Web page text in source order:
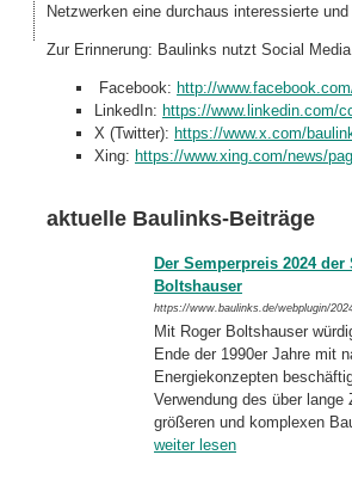
Netzwerken eine durchaus interessierte
Zur Erinnerung: Baulinks nutzt Social
Facebook: http://
LinkedIn: https://www.linkedin.com/
X (Twitter): https://www.x.com/
Xing: https://www.xing.com/news/
aktuelle Baulinks-Beiträge
Der Semperpreis 2024
Boltshauser
https://www.baulinks.de/webplugin/
Mit Roger Boltshauser
Ende der 1990er Jahre mit
Energiekonzepten
Verwendung des über
größeren und komplexen
weiter lesen